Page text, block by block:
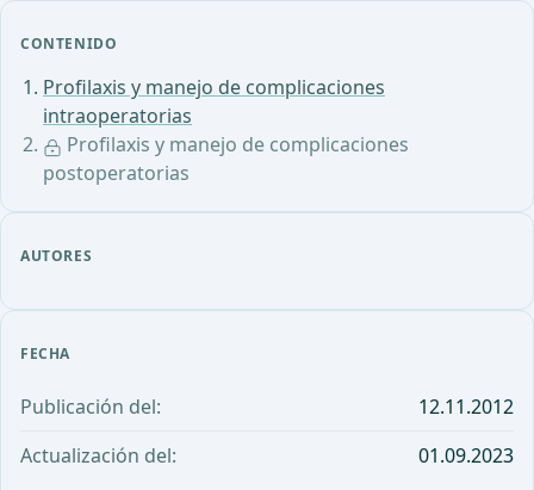
CONTENIDO
Profilaxis y manejo de complicaciones
intraoperatorias
Profilaxis y manejo de complicaciones
postoperatorias
AUTORES
FECHA
Publicación del:
12.11.2012
Actualización del:
01.09.2023